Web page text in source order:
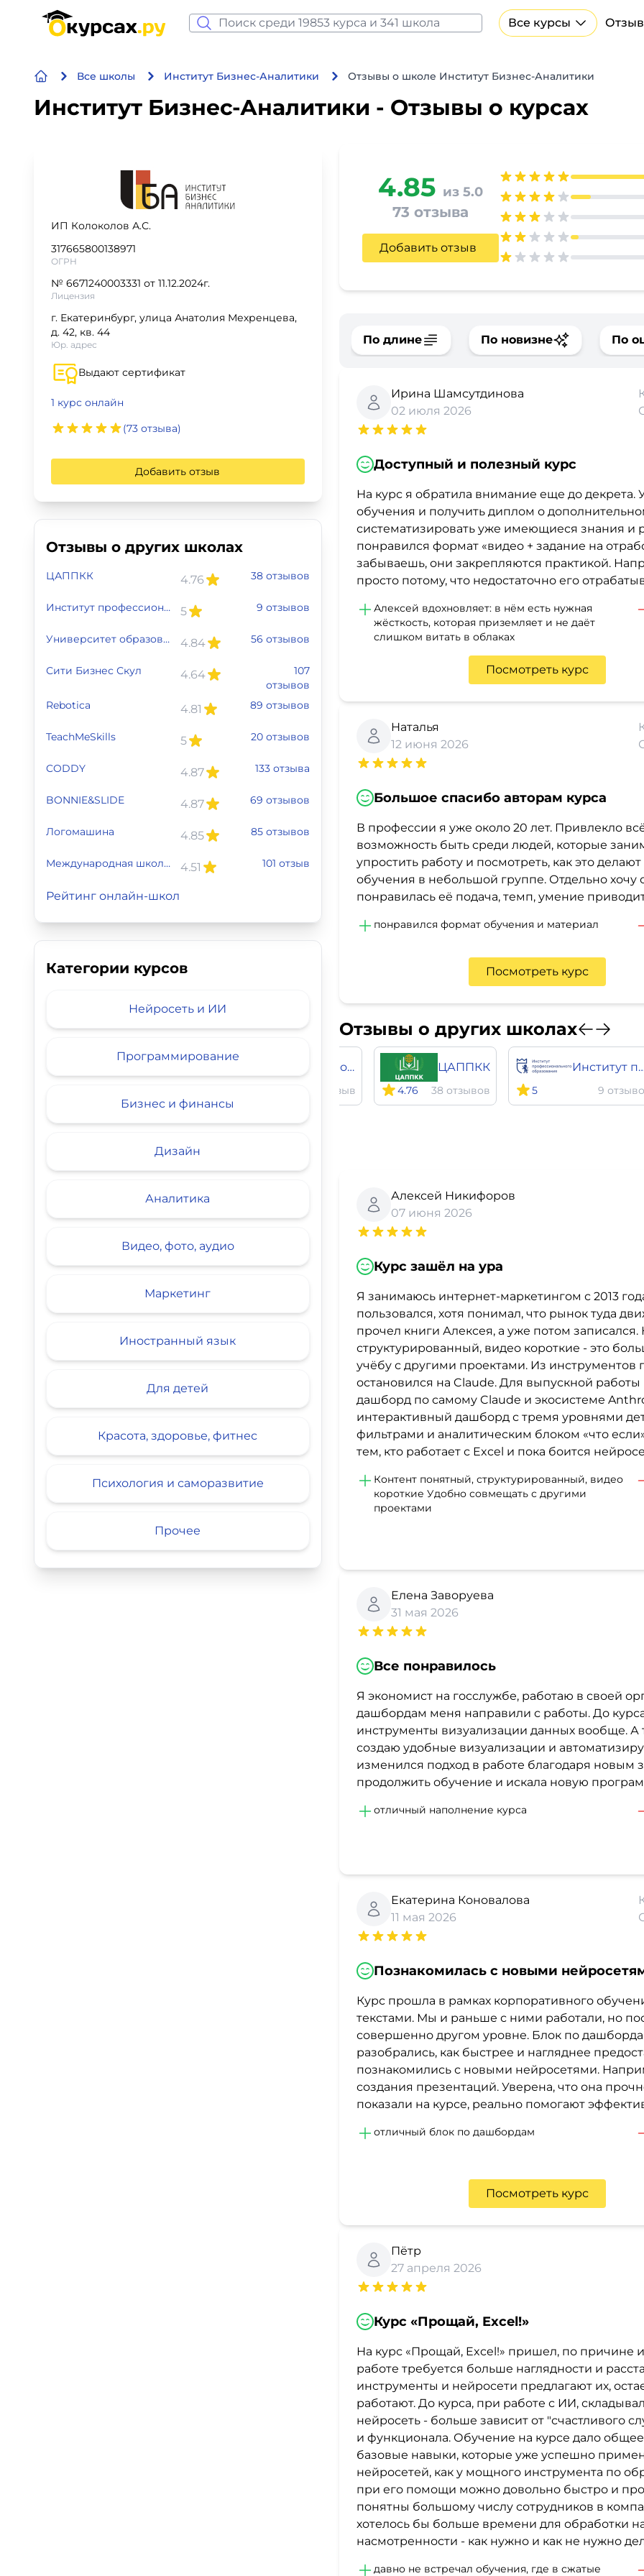
Все курсы
Все школы Институт Бизнес-Аналитики Отзывы о школе Институт Бизнес-Аналитики
Институт Бизнес-Аналитики - Отзывы о курсах
ИП Колоколов А.С.
317665800138971
ОГРН
№ 6671240003331 от 11.12.2024г.
Лицензия
г. Екатеринбург, улица Анатолия Мехренцева,
д. 42, кв. 44
Юр. адрес
Выдают сертификат
1 курс онлайн
(73 отзыва)
Добавить отзыв
Отзывы о других школах
ЦАППКК 4.76 38 отзывов
Институт профессионального образования 5 9 отзывов
Университет образовательной медицины 4.84 56 отзывов
Сити Бизнес Скул 4.64
107
отзывов
Rebotica
4.81 89 отзывов
TeachMeSkills 5 20 отзывов
CODDY 4.87 133 отзыва
BONNIE&SLIDE 4.87 69 отзывов
Логомашина 4.85 85 отзывов
Международная школа профессий 4.51 101 отзыв
Рейтинг онлайн-школ
Категории курсов
Нейросеть и ИИ
Программирование
Бизнес и финансы
Дизайн
Аналитика
Видео, фото, аудио
Маркетинг
Иностранный язык
Для детей
Красота, здоровье, фитнес
Психология и саморазвитие
Прочее
4.85 из 5.0
73 отзыва
Добавить отзыв
По длине По новизне По
Ирина Шамсутдинова
02 июля 2026
Доступный и полезный курс
На курс я обратила внимание еще до
обучения и получить диплом о
систематизировать уже имеющиеся знания и
понравился формат «видео + задание на
забываешь, они закрепляются практикой.
просто потому, что недостаточно его
Алексей вдохновляет: в нём есть нужная
жёсткость, которая приземляет и не даёт
слишком витать в облаках
Посмотреть курс
Наталья
12 июня 2026
Большое спасибо авторам курса
В профессии я уже около 20 лет. Привлекло
возможность быть среди людей, которые
упростить работу и посмотреть, как это
обучения в небольшой группе. Отдельно хочу
понравилась её подача, темп, умение
понравился формат обучения и материал
Посмотреть курс
Отзывы о других школах
Логомашина Международная школа профессий
101 отзыв
ЦАППКК
4.76 38 отзывов
Институт
5 9
Алексей Никифоров
07 июня 2026
Курс зашёл на ура
Я занимаюсь интернет-маркетингом с 2013
пользовался, хотя понимал, что рынок туда
прочел книги Алексея, а уже потом
структурированный, видео короткие - это
учёбу с другими проектами. Из инструментов
остановился на Claude. Для выпускной
дашборд по самому Claude и экосистеме
интерактивный дашборд с тремя уровнями
фильтрами и аналитическим блоком «что
тем, кто работает с Excel и пока боится
Контент понятный, структурированный, видео
короткие Удобно совмещать с другими
проектами
Елена Заворуева
31 мая 2026
Все понравилось
Я экономист на госслужбе, работаю в своей
дашбордам меня направили с работы. До
инструменты визуализации данных вообще. А
создаю удобные визуализации и
изменился подход в работе благодаря новым
продолжить обучение и искала новую
отличный наполнение курса
Екатерина Коновалова
11 мая 2026
Познакомилась с новыми
Курс прошла в рамках корпоративного
текстами. Мы и раньше с ними работали, но
совершенно другом уровне. Блок по
разобрались, как быстрее и нагляднее
познакомились с новыми нейросетями.
создания презентаций. Уверена, что она
показали на курсе, реально помогают
отличный блок по дашбордам
Посмотреть курс
Пётр
27 апреля 2026
Курс «Прощай, Excel!»
На курс «Прощай, Excel!» пришел, по причине
работе требуется больше наглядности и
инструменты и нейросети предлагают их,
работают. До курса, при работе с ИИ,
нейросеть - больше зависит от "счастливого
и функционала. Обучение на курсе дало
базовые навыки, которые уже успешно
нейросетей, как у мощного инструмента по
при его помощи можно довольно быстро и
понятны большому числу сотрудников в
хотелось бы больше времени для обработки
насмотренности - как нужно и как не нужно
давно не встречал обучения, где в сжатые
Программирование
Бизнес и финансы
Аналитика
Видео, фото, аудио
Маркетинг
Иностранный язык
Для детей
Красота, здоровье, фитнес
Психология и саморазвитие
Прочее
Бесплатно